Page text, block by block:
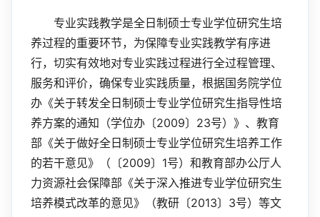
专业实践教学是全日制硕士专业学位研究生培
养过程的重要环节，为保障专业实践教学有序进
行，切实有效地对专业实践过程进行全过程管理、
服务和评价，确保专业实践质量，根据国务院学位
办《关于转发全日制硕士专业学位研究生指导性培
养方案的通知（学位办〔2009〕 23号）》、教育
部《关于做好全日制硕士专业学位研究生培养工作
的若干意见》（〔2009〕 1号）和教育部办公厅人
力资源社会保障部《关于深入推进专业学位研究生
培养模式改革的意见》（教研〔2013〕 3号）等文